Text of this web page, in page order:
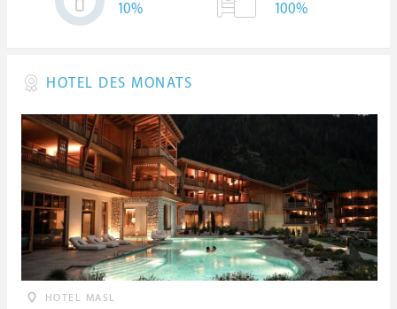
10% 100%
HOTEL DES MONATS
HOTEL MASL